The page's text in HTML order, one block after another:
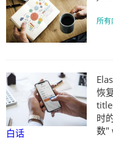
所有
白话
恢
时
数"